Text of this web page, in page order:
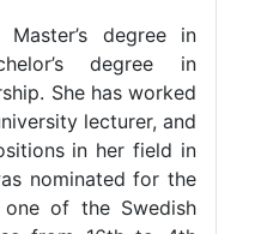
a Master’s degree in
degree in
She has worked
university lecturer, and
positions in her field in
was nominated for the
by one of the Swedish